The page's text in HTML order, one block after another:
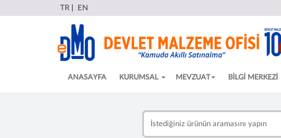
TR EN
ANASAYFA KURUMSAL MEVZUAT BİLGİ MERKEZİ